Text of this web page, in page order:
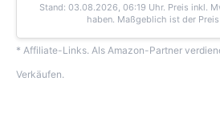
Stand: 03.08.2026, 06:19 Uhr. Preis inkl.
haben. Maßgeblich ist der Preis
* Affiliate-Links. Als Amazon-Partner
Verkäufen.